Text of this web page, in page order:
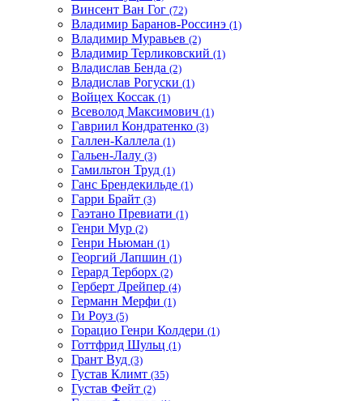
Винсент Ван Гог (72)
Владимир Баранов-Россинэ (1)
Владимир Муравьев (2)
Владимир Терликовский (1)
Владислав Бенда (2)
Владислав Рогуски (1)
Войцех Коссак (1)
Всеволод Максимович (1)
Гавриил Кондратенко (3)
Галлен-Каллела (1)
Гальен-Лалу (3)
Гамильтон Труд (1)
Ганс Брендекильде (1)
Гарри Брайт (3)
Гаэтано Превиати (1)
Генри Мур (2)
Генри Ньюман (1)
Георгий Лапшин (1)
Герард Терборх (2)
Герберт Дрейпер (4)
Германн Мерфи (1)
Ги Роуз (5)
Горацио Генри Колдери (1)
Готтфрид Шульц (1)
Грант Вуд (3)
Густав Климт (35)
Густав Фейт (2)